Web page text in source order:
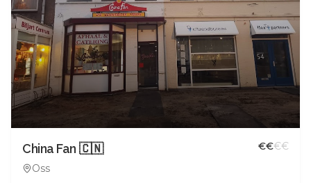
China Fan 🇨🇳
Oss
€€€€